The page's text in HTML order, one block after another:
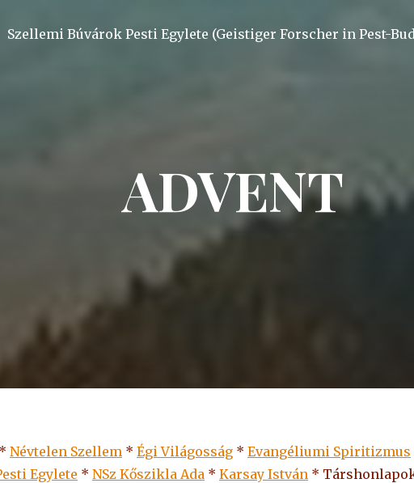
Szellemi Búvárok Pesti Egylete (Geistiger Forscher in Pest-
ADVENT
* Névtelen Szellem * Égi Világosság * Evangéliumi Spiritizmus
Egylete * NSz Kőszikla Ada * Karsay István *